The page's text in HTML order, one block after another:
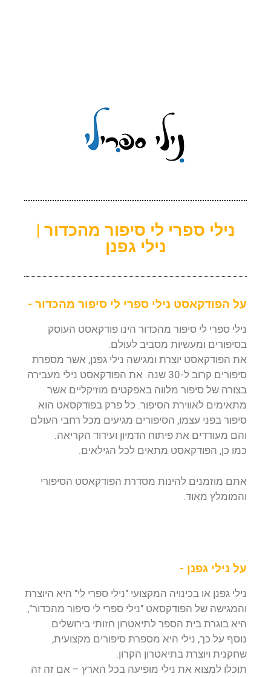
נילי ספרי לי סיפור מהכדור |
נילי גפנן
על הפודקאסט נילי ספרי לי סיפור מהכדור -
נילי ספרי לי סיפור מהכדור הינו פודקאסט העוסק
בסיפורים ומעשיות מסביב לעולם.
את הפודקאסט יוצרת ומגישה נילי גפנן, אשר מספרת
סיפורים קרוב ל-30 שנה. את הפודקאסט נילי מעבירה
בצורה של סיפור מלווה באפקטים מוזיקליים אשר
מתאימים לאווירת הסיפור. כל פרק בפודקסאט הוא
סיפור בפני עצמו, הסיפורים מגיעים מכל רחבי העולם
והם מעודדים את פיתוח הדמיון ועידוד הקריאה.
כמו כן, הפודקאסט מתאים לכל הגילאים.
אתם מוזמנים להינות מסדרת הפודקאסט הסיפורי
והמומלץ מאוד.
על נילי גפנן -
נילי גפנן או בכינויה המקצועי "נילי ספרי לי" היא היוצרת
והמגישה של הפודקסאט "נילי ספרי לי סיפור מהכדור",
היא בוגרת בית הספר לתיאטרון חזותי בירושלים.
נוסף על כך, נילי היא מספרת סיפורים מקצועית,
שחקנית ויוצרת בתיאטרון הקרון.
תוכלו למצוא את נילי מופיעה בכל הארץ – אם זה זה